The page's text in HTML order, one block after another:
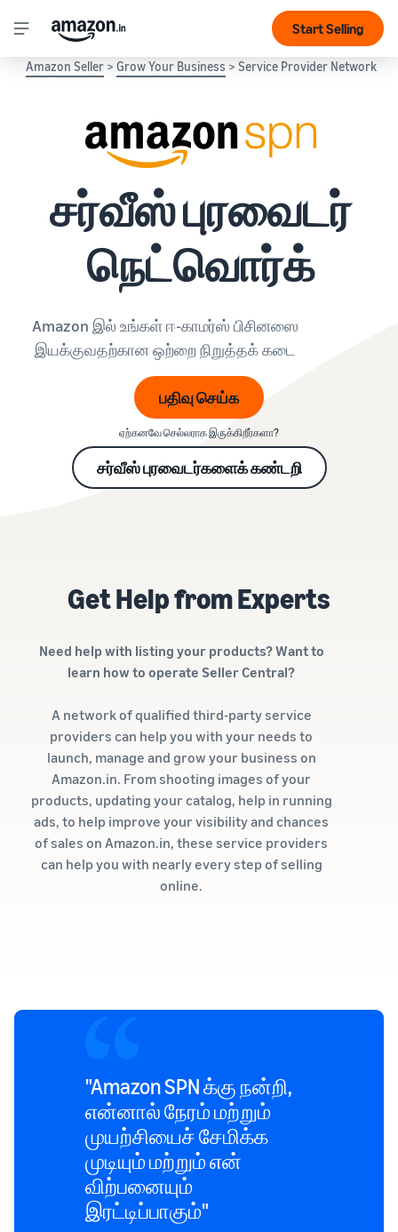
Start Selling
Amazon Seller> Grow Your Business > Service Provider Network
சர்வீஸ் புரவைடர்
நெட்வொர்க்
Amazon இல் உங்கள் ஈ-காமர்ஸ் பிசினஸை
இயக்குவதற்கான ஒற்றை நிறுத்தக் கடை
பதிவு செய்க
ஏற்கனவே செல்லராக இருக்கிறீர்களா?
சர்வீஸ் புரவைடர்களைக் கண்டறி
Get Help from Experts
Need help with listing your products? Want to
learn how to operate Seller Central?
A network of qualified third-party service
providers can help you with your needs to
launch, manage and grow your business on
Amazon.in. From shooting images of your
products, updating your catalog, help in running
ads, to help improve your visibility and chances
of sales on Amazon.in, these service providers
can help you with nearly every step of selling
online.
"Amazon SPN க்கு நன்றி,
என்னால் நேரம் மற்றும்
முயற்சியைச் சேமிக்க
முடியும் மற்றும் என்
விற்பனையும்
இரட்டிப்பாகும்"